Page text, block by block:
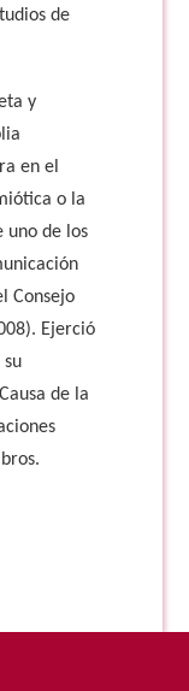
de
y
en el
o la
uno de los
Consejo
Ejerció
su
de la